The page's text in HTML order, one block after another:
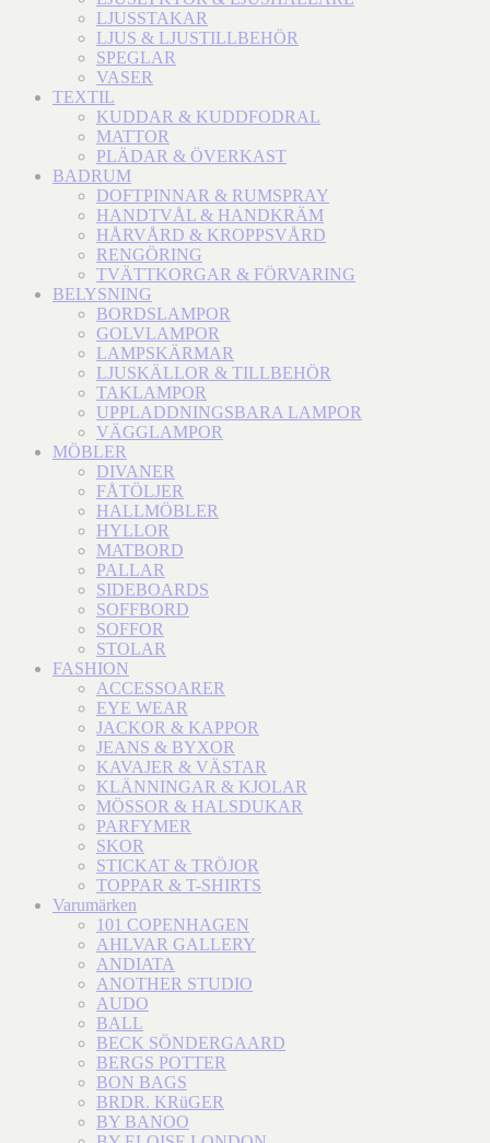
LJUSSTAKAR
LJUS & LJUSTILLBEHÖR
SPEGLAR
VASER
TEXTIL
KUDDAR & KUDDFODRAL
MATTOR
PLÄDAR & ÖVERKAST
BADRUM
DOFTPINNAR & RUMSPRAY
HANDTVÅL & HANDKRÄM
HÅRVÅRD & KROPPSVÅRD
RENGÖRING
TVÄTTKORGAR & FÖRVARING
BELYSNING
BORDSLAMPOR
GOLVLAMPOR
LAMPSKÄRMAR
LJUSKÄLLOR & TILLBEHÖR
TAKLAMPOR
UPPLADDNINGSBARA LAMPOR
VÄGGLAMPOR
MÖBLER
DIVANER
FÅTÖLJER
HALLMÖBLER
HYLLOR
MATBORD
PALLAR
SIDEBOARDS
SOFFBORD
SOFFOR
STOLAR
FASHION
ACCESSOARER
EYE WEAR
JACKOR & KAPPOR
JEANS & BYXOR
KAVAJER & VÄSTAR
KLÄNNINGAR & KJOLAR
MÖSSOR & HALSDUKAR
PARFYMER
SKOR
STICKAT & TRÖJOR
TOPPAR & T-SHIRTS
Varumärken
101 COPENHAGEN
AHLVAR GALLERY
ANDIATA
ANOTHER STUDIO
AUDO
BALL
BECK SÖNDERGAARD
BERGS POTTER
BON BAGS
BRDR. KRüGER
BY BANOO